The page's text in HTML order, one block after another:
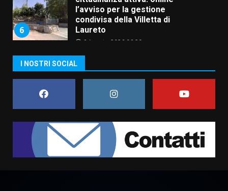
6
l’avviso per la gestione
condivisa della Villetta di
Laureto
6 Agosto 2026 06:20
assoluta de “L’Albergo
Belvedere. Il rapimento”
6 Agosto 2026 06:15
1
Rivoluzione”: nuovo
appuntamento con “Fasano in
Banda”
I NOSTRI SOCIAL